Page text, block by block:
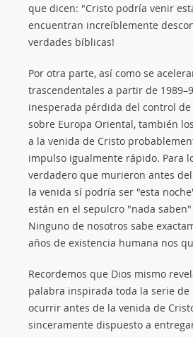
que dicen: "Cristo podría venir
encuentran increíblemente
verdades bíblicas!
Por otra parte, así como se
trascendentales a partir de
inesperada pérdida del control de
sobre Europa Oriental, también
a la venida de Cristo
impulso igualmente rápido. Para
verdadero que murieron antes
la venida sí podría ser "esta
están en el sepulcro "nada saben"
Ninguno de nosotros sabe
años de existencia humana nos
Recordemos que Dios mismo
palabra inspirada toda la serie de
ocurrir antes de la venida de
sinceramente dispuesto a